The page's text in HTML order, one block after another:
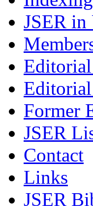
JSER
Former
JSER
Contact
Links
JSER